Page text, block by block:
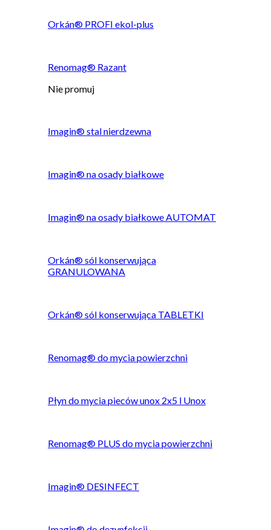
Orkán® PROFI ekol-plus
Renomag® Razant
Nie promuj
Imagin® stal nierdzewna
Imagin® na osady białkowe
Imagin® na osady białkowe AUTOMAT
Orkán® sól konserwująca
GRANULOWANA
Orkán® sól konserwująca TABLETKI
Renomag® do mycia powierzchni
Płyn do mycia pieców unox 2x5 l Unox
Renomag® PLUS do mycia powierzchni
Imagin® DESINFECT